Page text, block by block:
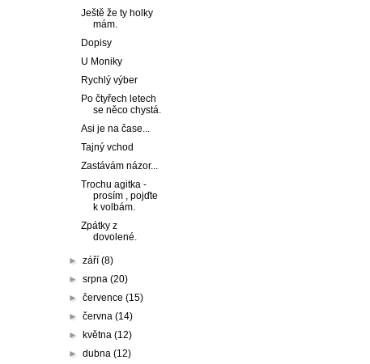
Ještě že ty holky
mám.
Dopisy
U Moniky
Rychlý výber
Po čtyřech letech
se něco chystá.
Asi je na čase...
Tajný vchod
Zastávám názor...
Trochu agitka -
prosím , pojďte
k volbám.
Zpátky z
dovolené.
►září(8)
►srpna(20)
►července(15)
►června(14)
► května(12)
►dubna(12)